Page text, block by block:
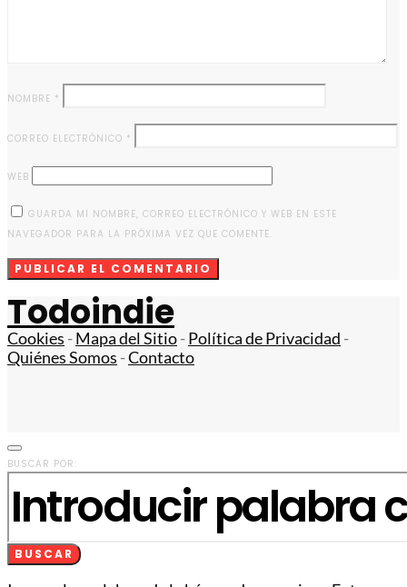
NOMBRE *
CORREO ELECTRÓNICO *
WEB
GUARDA MI NOMBRE, CORREO ELECTRÓNICO Y WEB EN ESTE
NAVEGADOR PARA LA PRÓXIMA VEZ QUE COMENTE.
Todoindie
Cookies -Mapa del Sitio-Política de Privacidad -
Quiénes Somos -Contacto
BUSCAR POR:
BUSCAR